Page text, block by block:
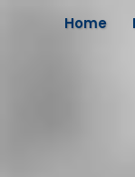
Home